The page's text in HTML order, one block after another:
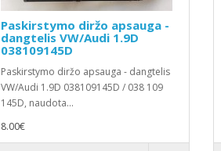
Paskirstymo diržo apsauga -
dangtelis VW/Audi 1.9D
038109145D
Paskirstymo diržo apsauga - dangtelis
VW/Audi 1.9D 038109145D / 038 109
145D, naudota...
8.00€